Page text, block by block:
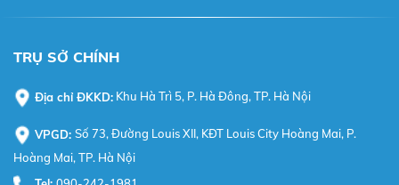
TRỤ SỞ CHÍNH
Địa chỉ ĐKKD: Khu Hà Trì 5, P. Hà Đông, TP. Hà Nội
VPGD: Số 73, Đường Louis XII, KĐT Louis City Hoàng Mai, P.
Hoàng Mai, TP. Hà Nội